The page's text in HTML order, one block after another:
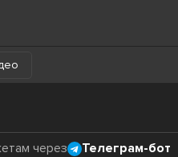
через Телеграм-бот